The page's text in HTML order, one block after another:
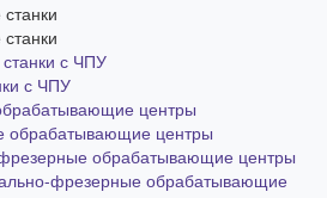
с ЧПУ
с ЧПУ
центры
обрабатывающие центры
обрабатывающие центры
фрезерные обрабатывающие